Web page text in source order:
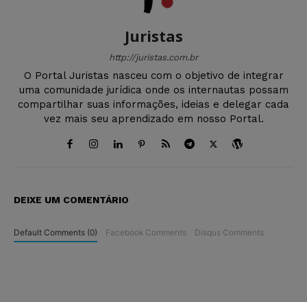
Juristas
http://juristas.com.br
O Portal Juristas nasceu com o objetivo de integrar
uma comunidade jurídica onde os internautas possam
compartilhar suas informações, ideias e delegar cada
vez mais seu aprendizado em nosso Portal.
DEIXE UM COMENTÁRIO
Default Comments (0) Facebook Comments Disqus Comments